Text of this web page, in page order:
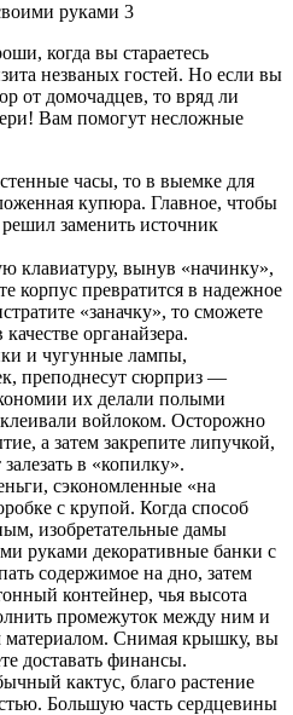
когда вы стараетесь
незваных гостей. Но если вы
от домочадцев, то вряд ли
Вам помогут несложные
часы, то в выемке для
купюра. Главное, чтобы
заменить источник
клавиатуру, вынув «начинку»,
корпус превратится в надежное
«заначку», то сможете
органайзера.
и чугунные лампы,
преподнесут сюрприз —
их делали полыми
войлоком. Осторожно
а затем закрепите липучкой,
в «копилку».
сэкономленные «на
с крупой. Когда способ
изобретательные дамы
руками декоративные банки с
содержимое на дно, затем
контейнер, чья высота
промежуток между ним и
материалом. Снимая крышку, вы
доставать финансы.
кактус, благо растение
Большую часть сердцевины